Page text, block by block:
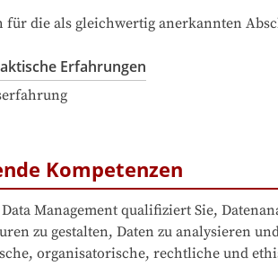
für die als gleichwertig anerkannten
Erfahrungen
Kompetenzen
Data Management qualifiziert Sie,
zu gestalten, Daten zu analysieren
organisatorische, rechtliche und